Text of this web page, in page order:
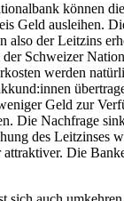
können
Geld ausleihen.
also der Leitzins
Schweizer
werden
Geld zur
Die Nachfrage
des Leitzinses
Die